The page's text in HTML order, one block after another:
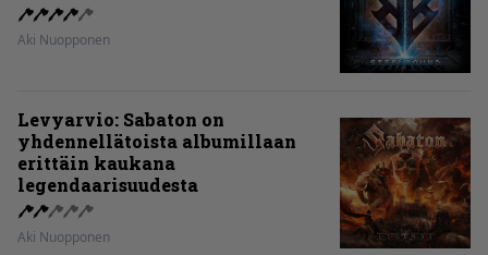
Aki Nuopponen
Levyarvio: Sabaton on
yhdennellätoista albumillaan
erittäin kaukana
legendaarisuudesta
Aki Nuopponen